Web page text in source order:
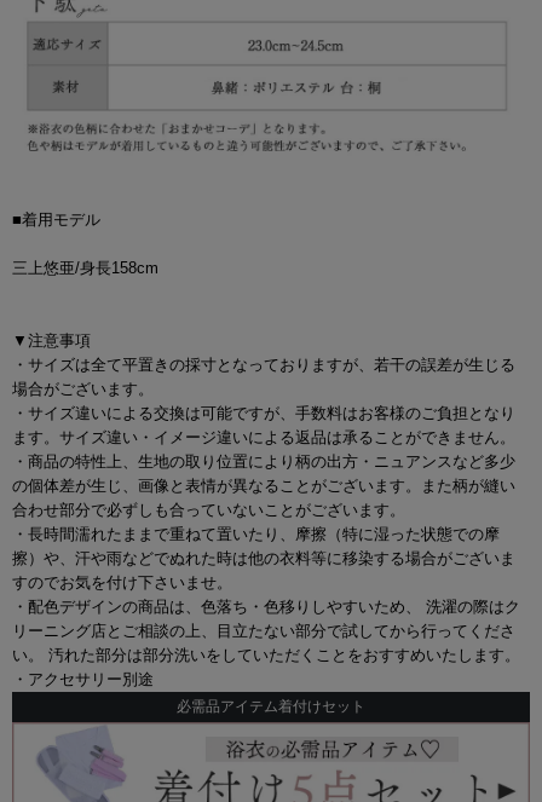
■着用モデル
三上悠亜/身長158cm
▼注意事項
・サイズは全て平置きの採寸となっておりますが、若干の誤差が生じる
場合がございます。
・サイズ違いによる交換は可能ですが、手数料はお客様のご負担となり
ます。サイズ違い・イメージ違いによる返品は承ることができません。
・商品の特性上、生地の取り位置により柄の出方・ニュアンスなど多少
の個体差が生じ、画像と表情が異なることがございます。また柄が縫い
合わせ部分で必ずしも合っていないことがございます。
・長時間濡れたままで重ねて置いたり、摩擦（特に湿った状態での摩
擦）や、汗や雨などでぬれた時は他の衣料等に移染する場合がございま
すのでお気を付け下さいませ。
・配色デザインの商品は、色落ち・色移りしやすいため、 洗濯の際はク
リーニング店とご相談の上、目立たない部分で試してから行ってくださ
い。 汚れた部分は部分洗いをしていただくことをおすすめいたします。
・アクセサリー別途
必需品アイテム着付けセット